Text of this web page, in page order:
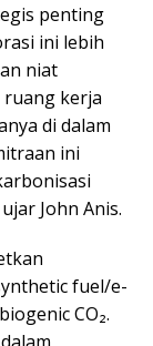
penting
ini lebih
niat
ruang kerja
di dalam
ini
John Anis.
fuel/e-
CO₂.